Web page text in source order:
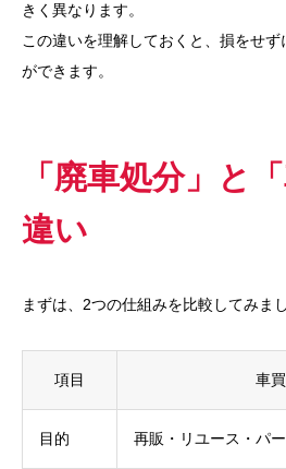
きく異なります。
この違いを理解しておくと、損をせ
ができます。
「廃車処分」と
違い
まずは、2つの仕組みを比較してみまし
項目 車
目的 再販・リユース・パ